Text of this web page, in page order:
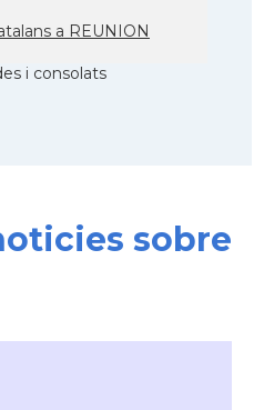
a REUNION
i consolats
sobre